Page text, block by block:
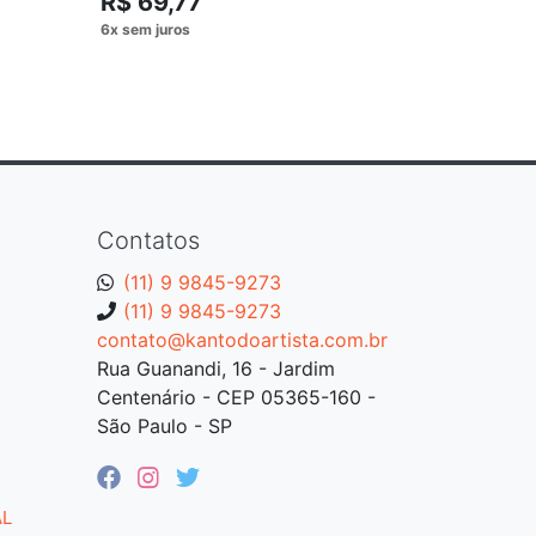
Contatos
(11) 9 9845-9273
(11) 9 9845-9273
contato@kantodoartista.com.br
Rua Guanandi, 16 - Jardim
Centenário - CEP 05365-160 -
São Paulo - SP